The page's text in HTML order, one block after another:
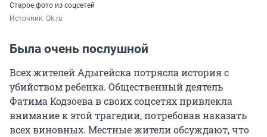
Старое фото из соцсетей
Источник: Ok.ru
Была очень послушной
Всех жителей Адыгейска потрясла история с
убийством ребенка. Общественный деятель
Фатима Кодзоева в своих соцсетях привлекла
внимание к этой трагедии, потребовав наказать
всех виновных. Местные жители обсуждают, что